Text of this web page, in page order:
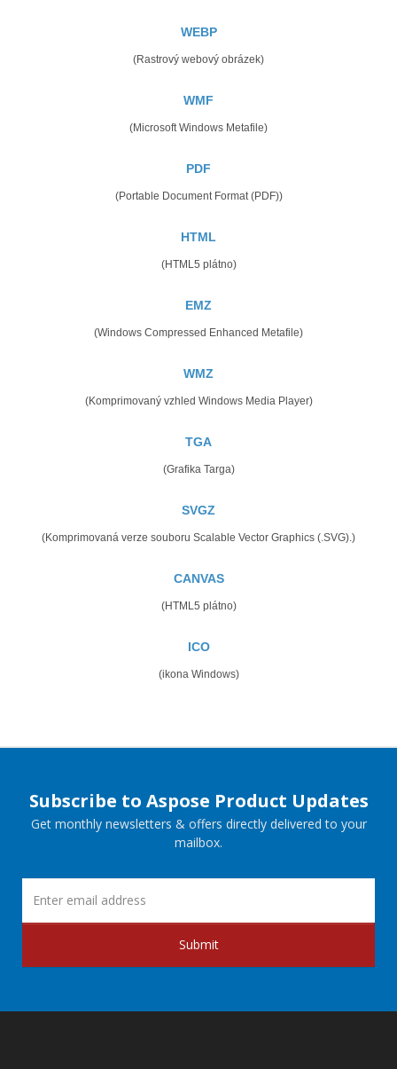
WEBP
(Rastrový webový obrázek)
WMF
(Microsoft Windows Metafile)
PDF
(Portable Document Format (PDF))
HTML
(HTML5 plátno)
EMZ
(Windows Compressed Enhanced Metafile)
WMZ
(Komprimovaný vzhled Windows Media Player)
TGA
(Grafika Targa)
SVGZ
(Komprimovaná verze souboru Scalable Vector Graphics (.SVG).)
CANVAS
(HTML5 plátno)
ICO
(ikona Windows)
Subscribe to Aspose Product Updates
Get monthly newsletters & offers directly delivered to your
mailbox.
Submit